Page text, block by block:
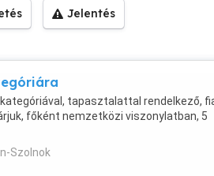
Jelentés
tapasztalattal rendelkező,
főként nemzetközi viszonylatban, 5
Szolnok